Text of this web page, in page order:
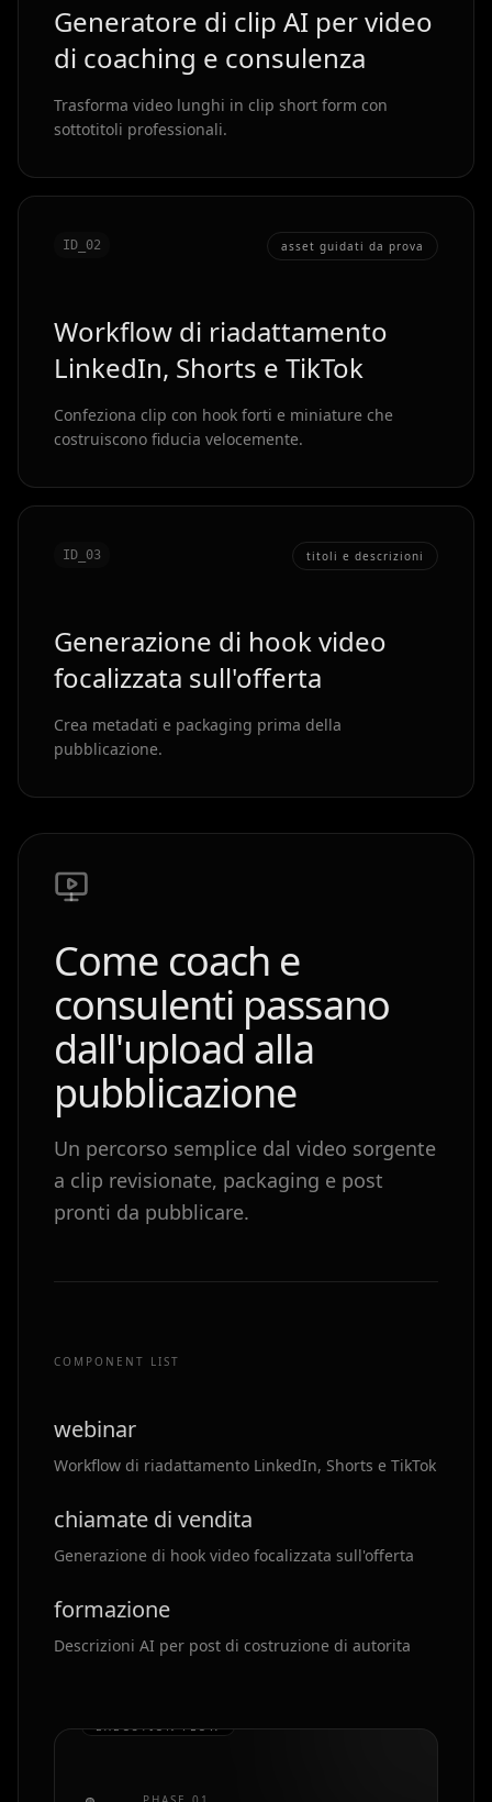
Generatore di clip AI per video
di coaching e consulenza
Trasforma video lunghi in clip short form con
sottotitoli professionali.
ID_02 asset guidati da prova
Workflow di riadattamento
LinkedIn, Shorts e TikTok
Confeziona clip con hook forti e miniature che
costruiscono fiducia velocemente.
ID_03 titoli e descrizioni
Generazione di hook video
focalizzata sull'offerta
Crea metadati e packaging prima della
pubblicazione.
Come coach e
consulenti passano
dall'upload alla
pubblicazione
Un percorso semplice dal video sorgente
a clip revisionate, packaging e post
pronti da pubblicare.
COMPONENT LIST
webinar
Workflow di riadattamento LinkedIn, Shorts e TikTok
chiamate di vendita
Generazione di hook video focalizzata sull'offerta
formazione
Descrizioni AI per post di costruzione di autorita
EXECUTION FLOW